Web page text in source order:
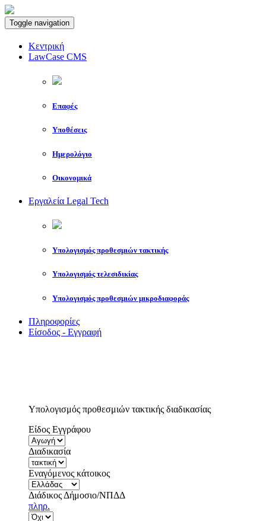
Toggle navigation
Κεντρική
LawCase CMS
Επαφές
Υποθέσεις
Ημερολόγιο
Οικονομικά
Εργαλεία Legal Tech
Υπολογισμός προθεσμιών τακτικής
Υπολογισμός τελεσιδικίας
Υπολογισμός προθεσμιών μικροδιαφοράς
Πληροφορίες
Είσοδος - Εγγραφή
Υπολογισμός προθεσμιών τακτικής διαδικασίας
Είδος Εγγράφου
Διαδικασία
Εναγόμενος κάτοικος
Διάδικος Δήμοσιο/ΝΠΔΔ
πληρ.